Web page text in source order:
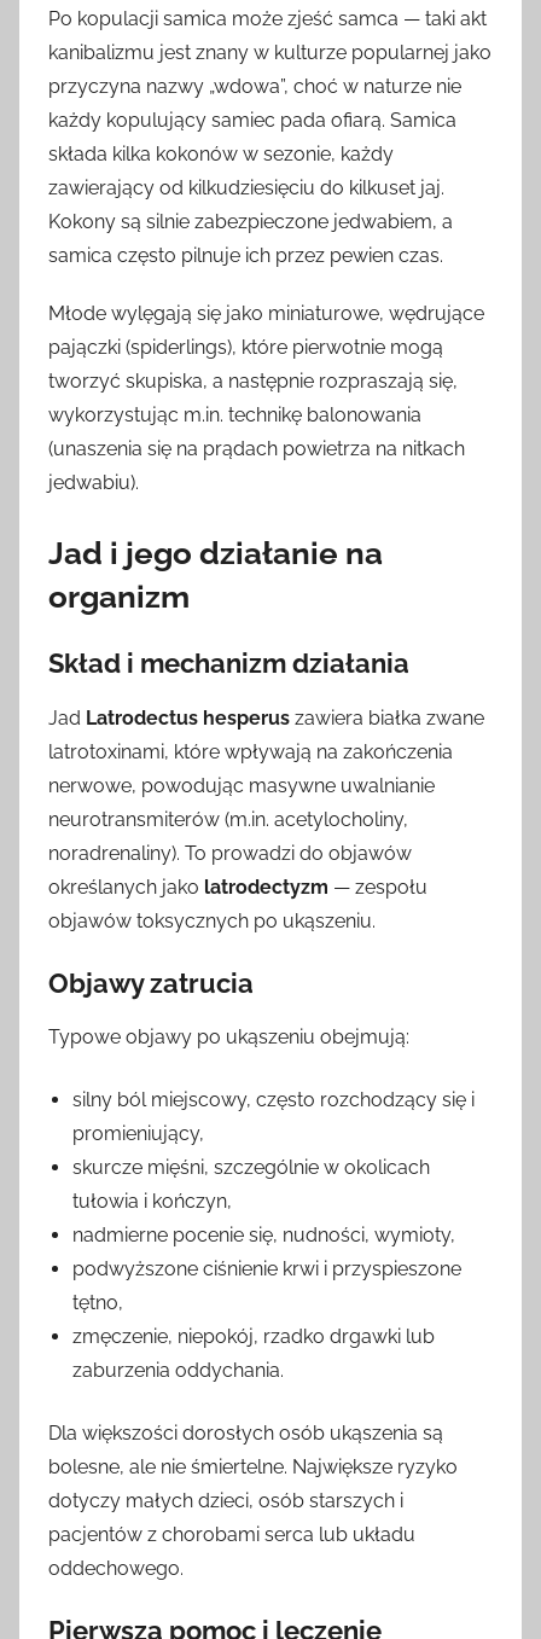
Po kopulacji samica może zjeść samca — taki akt
kanibalizmu jest znany w kulturze popularnej jako
przyczyna nazwy „wdowa”, choć w naturze nie
każdy kopulujący samiec pada ofiarą. Samica
składa kilka kokonów w sezonie, każdy
zawierający od kilkudziesięciu do kilkuset jaj.
Kokony są silnie zabezpieczone jedwabiem, a
samica często pilnuje ich przez pewien czas.
Młode wylęgają się jako miniaturowe, wędrujące
pajączki (spiderlings), które pierwotnie mogą
tworzyć skupiska, a następnie rozpraszają się,
wykorzystując m.in. technikę balonowania
(unaszenia się na prądach powietrza na nitkach
jedwabiu).
Jad i jego działanie na
organizm
Skład i mechanizm działania
Jad Latrodectus hesperus zawiera białka zwane
latrotoxinami, które wpływają na zakończenia
nerwowe, powodując masywne uwalnianie
neurotransmiterów (m.in. acetylocholiny,
noradrenaliny). To prowadzi do objawów
określanych jako latrodectyzm — zespołu
objawów toksycznych po ukąszeniu.
Objawy zatrucia
Typowe objawy po ukąszeniu obejmują:
silny ból miejscowy, często rozchodzący się i
promieniujący,
skurcze mięśni, szczególnie w okolicach
tułowia i kończyn,
nadmierne pocenie się, nudności, wymioty,
podwyższone ciśnienie krwi i przyspieszone
tętno,
zmęczenie, niepokój, rzadko drgawki lub
zaburzenia oddychania.
Dla większości dorosłych osób ukąszenia są
bolesne, ale nie śmiertelne. Największe ryzyko
dotyczy małych dzieci, osób starszych i
pacjentów z chorobami serca lub układu
oddechowego.
Pierwsza pomoc i leczenie